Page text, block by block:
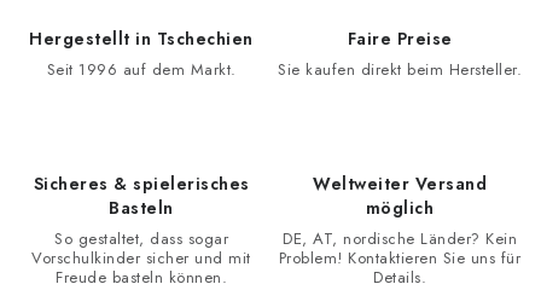
Hergestellt in Tschechien
Seit 1996 auf dem Markt.
Faire Preise
Sie kaufen direkt beim Hersteller.
Sicheres & spielerisches
Basteln
So gestaltet, dass sogar
Vorschulkinder sicher und mit
Freude basteln können.
Weltweiter Versand
möglich
DE, AT, nordische Länder? Kein
Problem! Kontaktieren Sie uns für
Details.